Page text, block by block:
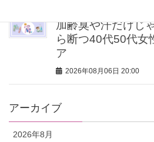
加齢臭や汗だけじ
ら断つ40代50代女
ア
2026年08月06日 20:00
アーカイブ
2026年8月